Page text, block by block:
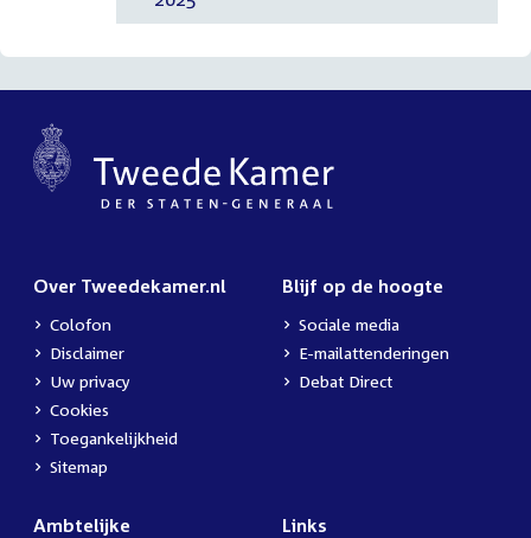
Over Tweedekamer.nl
Colofon
Disclaimer
Uw privacy
Cookies
Toegankelijkheid
Sitemap
Blijf op de hoogte
Sociale media
E-mailattenderingen
Debat Direct
Ambtelijke
Links